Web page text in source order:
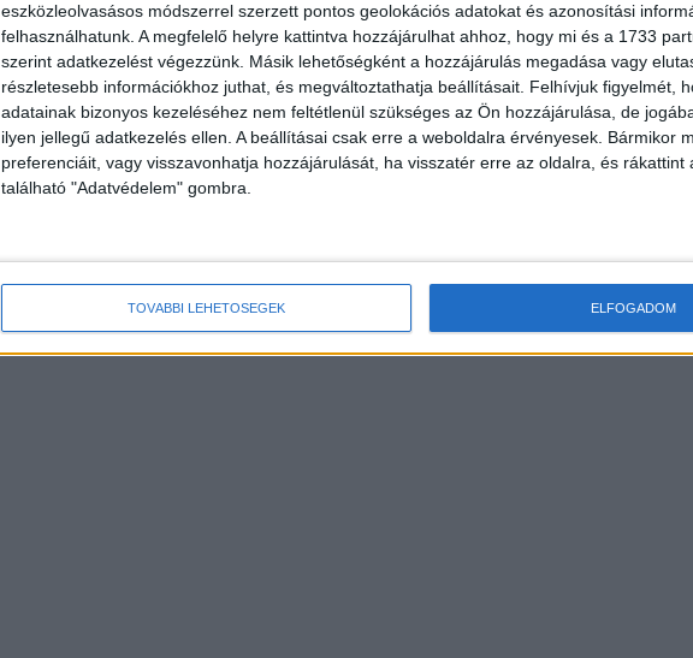
eszközleolvasásos módszerrel szerzett pontos geolokációs adatokat és azonosítási
felhasználhatunk. A megfelelő helyre kattintva hozzájárulhat ahhoz, hogy mi és a 1733
szerint adatkezelést végezzünk. Másik lehetőségként a hozzájárulás megadása vagy
részletesebb információkhoz juthat, és megváltoztathatja beállításait. Felhívjuk figyelmét,
adatainak bizonyos kezeléséhez nem feltétlenül szükséges az Ön hozzájárulása, de
ilyen jellegű adatkezelés ellen. A beállításai csak erre a weboldalra érvényesek. Bármikor
preferenciáit, vagy visszavonhatja hozzájárulását, ha visszatér erre az oldalra, és rákattint
található "Adatvédelem" gombra.
TOVÁBBI LEHETŐSÉGEK ELFOGADOM